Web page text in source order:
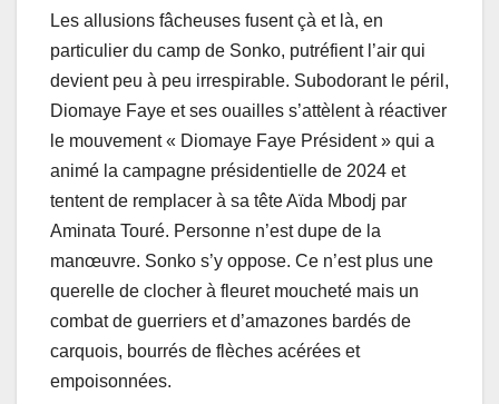
Les allusions fâcheuses fusent çà et là, en
particulier du camp de Sonko, putréfient l’air qui
devient peu à peu irrespirable. Subodorant le péril,
Diomaye Faye et ses ouailles s’attèlent à réactiver
le mouvement « Diomaye Faye Président » qui a
animé la campagne présidentielle de 2024 et
tentent de remplacer à sa tête Aïda Mbodj par
Aminata Touré. Personne n’est dupe de la
manœuvre. Sonko s’y oppose. Ce n’est plus une
querelle de clocher à fleuret moucheté mais un
combat de guerriers et d’amazones bardés de
carquois, bourrés de flèches acérées et
empoisonnées.